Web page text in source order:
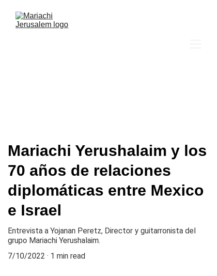
Mariachi Yerushalaim y los
70 años de relaciones
diplomáticas entre Mexico
e Israel
Entrevista a Yojanan Peretz, Director y guitarronista del
grupo Mariachi Yerushalaim.
7/10/2022
1 min read